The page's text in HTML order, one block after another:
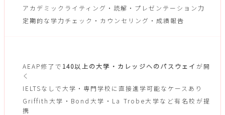
アカデミックライティング・読解・プレゼンテーション力
定期的な学力チェック・カウンセリング・成績報告
AEAP修了で 140以上の大学・カレッジへのパスウェイ が開
く
IELTSなしで大学・専門学校に直接進学可能なケースあり
Griffith大学・Bond大学・La Trobe大学など有名校が提
携